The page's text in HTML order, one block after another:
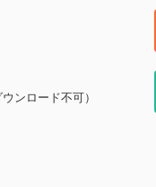
ンロード不可）